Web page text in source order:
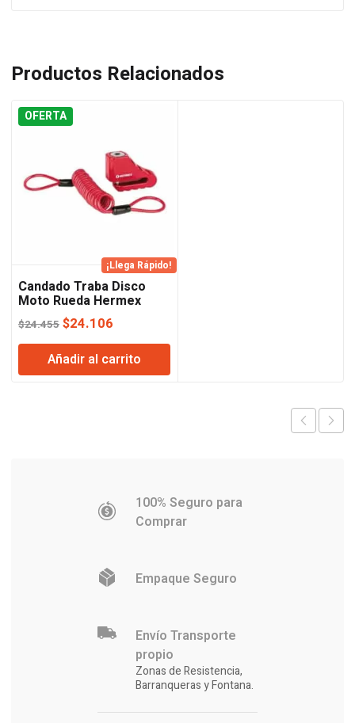
Productos Relacionados
OFERTA
¡Llega Rápido!
Candado Traba Disco
Moto Rueda Hermex
$24.455 El
precio
original
era:
$24.106
precio
actual
es:
Añadir al carrito
100% Seguro para
Comprar
Empaque Seguro
Envío Transporte
propio
Zonas de Resistencia,
Barranqueras y Fontana.